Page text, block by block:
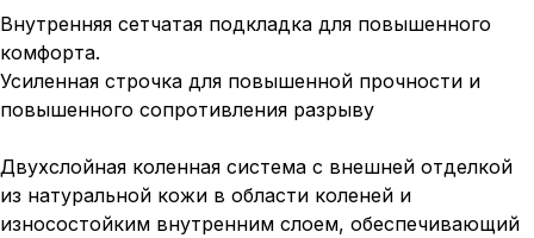
Внутренняя сетчатая подкладка для повышенного
комфорта.
Усиленная строчка для повышенной прочности и
повышенного сопротивления разрыву
Двухслойная коленная система с внешней отделкой
из натуральной кожи в области коленей и
износостойким внутренним слоем, обеспечивающий